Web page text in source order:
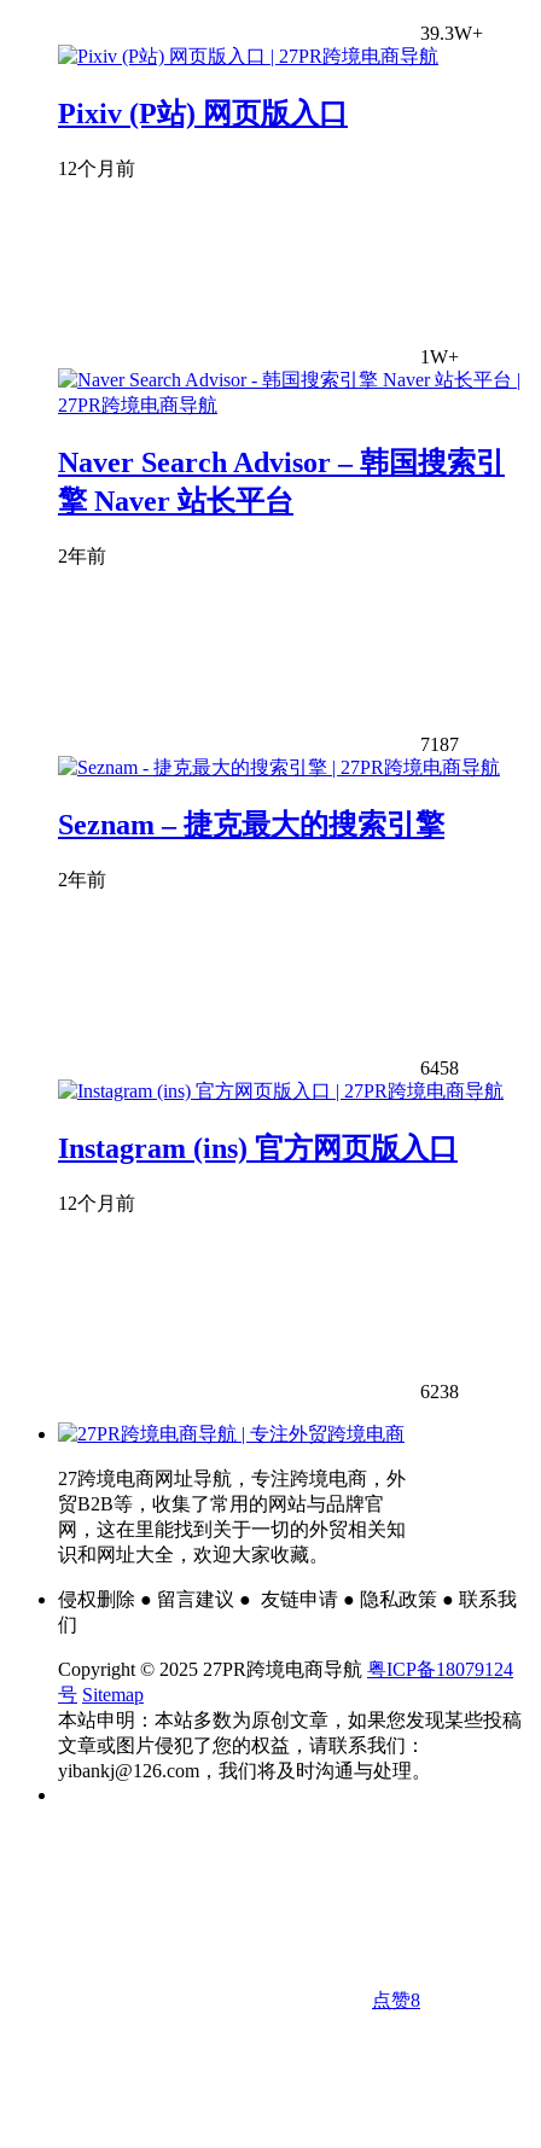
39.3W+
Pixiv (P站) 网页版入口
12个月前
1W+
Naver Search Advisor – 韩国搜索引
擎 Naver 站长平台
2年前
7187
Seznam – 捷克最大的搜索引擎
2年前
6458
Instagram (ins) 官方网页版入口
12个月前
6238
27跨境电商网址导航，专注跨境电商，外
贸B2B等，收集了常用的网站与品牌官
网，这在里能找到关于一切的外贸相关知
识和网址大全，欢迎大家收藏。
侵权删除 ● 留言建议 ● 友链申请 ● 隐私政策 ● 联系我
们
Copyright © 2025 27PR跨境电商导航 粤ICP备18079124
号 Sitemap
本站申明：本站多数为原创文章，如果您发现某些投稿
文章或图片侵犯了您的权益，请联系我们：
yibankj@126.com，我们将及时沟通与处理。
点赞8